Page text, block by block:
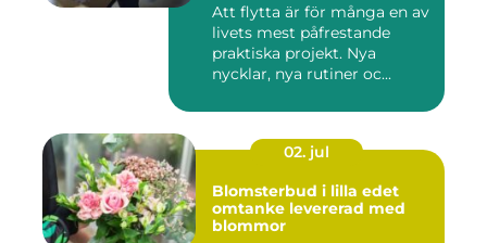
Att flytta är för många en av
livets mest påfrestande
praktiska projekt. Nya
nycklar, nya rutiner oc...
02. jul
Blomsterbud i lilla edet
omtanke levererad med
blommor